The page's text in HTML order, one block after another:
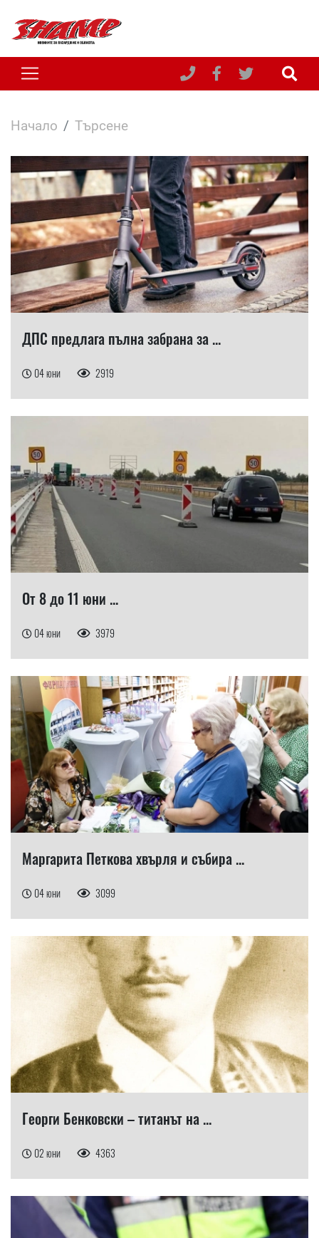
Начало Търсене
ДПС предлага пълна забрана за ...
04 юни 2919
От 8 до 11 юни ...
04 юни 3979
Маргарита Петкова хвърля и събира ...
04 юни 3099
Георги Бенковски – титанът на ...
02 юни 4363